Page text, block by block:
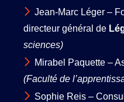
Jean-Marc Léger –
directeur général de
sciences)
Mirabel Paquette –
(Faculté de
Sophie Reis –